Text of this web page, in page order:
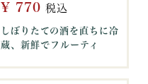
¥ 770 税込
しぼりたての酒を直ちに冷
蔵、新鮮でフルーティ